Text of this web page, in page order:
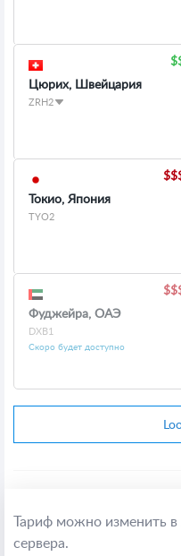
Цюрих, Швейцария
ZRH2
Токио, Япония
TYO2
Фуджейра, ОАЭ
DXB1
Скоро будет доступно
Тариф можно изменить
сервера.